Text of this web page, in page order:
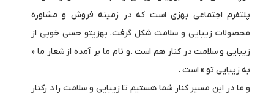
پلتفرم اجتماعی بهزی است که در زمینه فروش و مشاوره
محصولات زیبایی و سلامت شکل گرفت. بهزیتو حسی خوبی از
زیبایی و سلامت در کنار هم است .و نام ما بر آمده از شعار ما «
به زیبایی تو » است .
و ما در این مسیر کنار شما هستیم تا زیبایی و سلامت را د رکنار